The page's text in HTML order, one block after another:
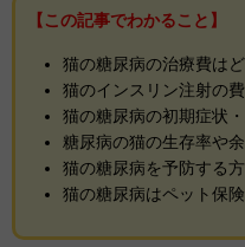
【この記事でわかること】
猫の糖尿病の治療費は
猫のインスリン注射の
猫の糖尿病の初期症状
糖尿病の猫の生存率や
猫の糖尿病を予防する
猫の糖尿病はペット保